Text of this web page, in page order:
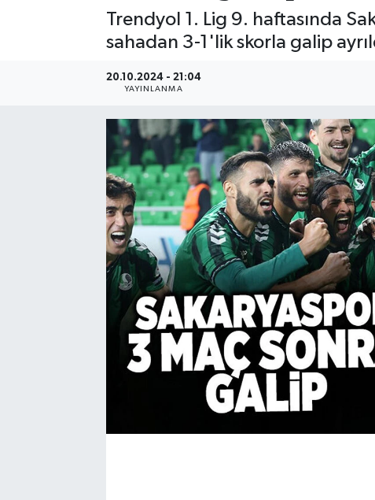
Trendyol 1. Lig 9. haftasında
sahadan 3-1'lik skorla galip
20.10.2024 - 21:04
YAYINLANMA